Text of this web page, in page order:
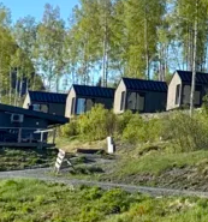
betalstationen.
av dom numrerade
boka, det är